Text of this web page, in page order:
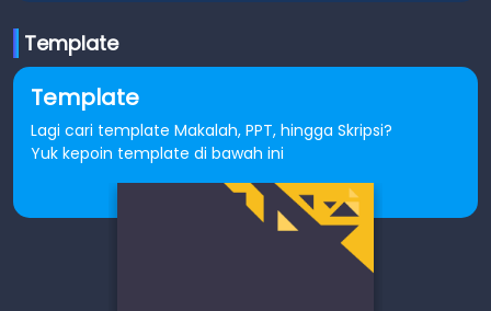
Template
Template
Lagi cari template Makalah, PPT, hingga Skripsi?
Yuk kepoin template di bawah ini